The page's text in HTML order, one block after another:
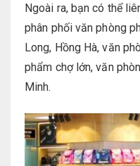
Ngoài ra, bạn có thể
phân phối văn phòng
Long, Hồng Hà, văn
phẩm chợ lớn, văn
Minh.